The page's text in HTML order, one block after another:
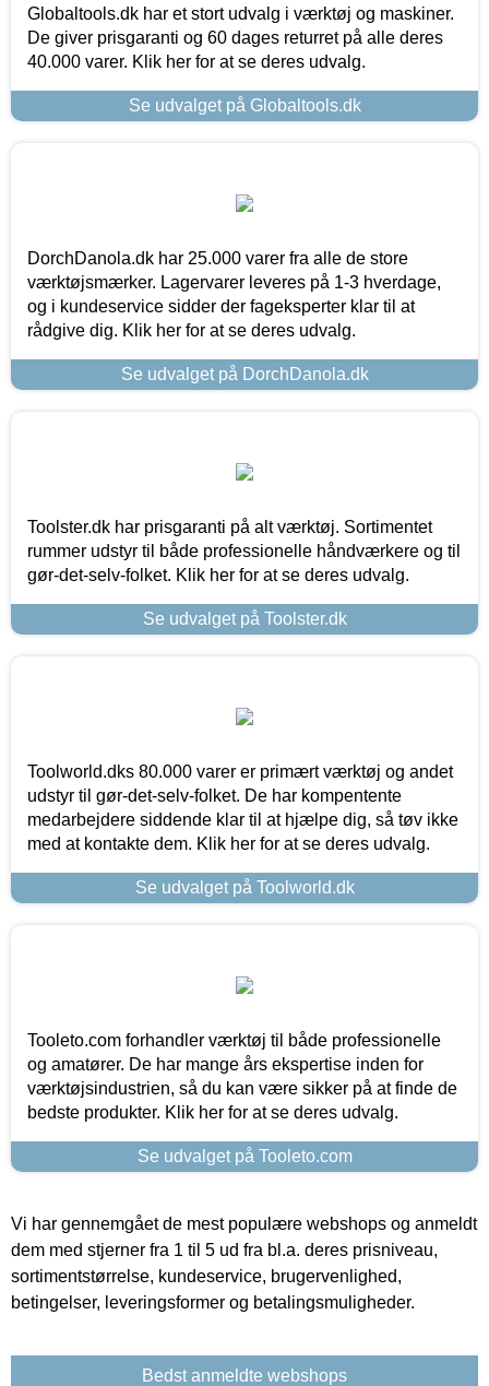
Globaltools.dk har et stort udvalg i værktøj og maskiner.
De giver prisgaranti og 60 dages returret på alle deres
40.000 varer. Klik her for at se deres udvalg.
Se udvalget på Globaltools.dk
DorchDanola.dk har 25.000 varer fra alle de store
værktøjsmærker. Lagervarer leveres på 1-3 hverdage,
og i kundeservice sidder der fageksperter klar til at
rådgive dig. Klik her for at se deres udvalg.
Se udvalget på DorchDanola.dk
Toolster.dk har prisgaranti på alt værktøj. Sortimentet
rummer udstyr til både professionelle håndværkere og til
gør-det-selv-folket. Klik her for at se deres udvalg.
Se udvalget på Toolster.dk
Toolworld.dks 80.000 varer er primært værktøj og andet
udstyr til gør-det-selv-folket. De har kompentente
medarbejdere siddende klar til at hjælpe dig, så tøv ikke
med at kontakte dem. Klik her for at se deres udvalg.
Se udvalget på Toolworld.dk
Tooleto.com forhandler værktøj til både professionelle
og amatører. De har mange års ekspertise inden for
værktøjsindustrien, så du kan være sikker på at finde de
bedste produkter. Klik her for at se deres udvalg.
Se udvalget på Tooleto.com
Vi har gennemgået de mest populære webshops og anmeldt
dem med stjerner fra 1 til 5 ud fra bl.a. deres prisniveau,
sortimentstørrelse, kundeservice, brugervenlighed,
betingelser, leveringsformer og betalingsmuligheder.
Bedst anmeldte webshops